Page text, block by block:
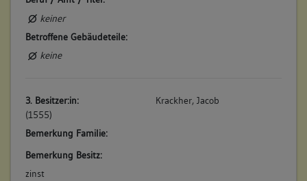
bezeichnet. (a)
Betroffene Gebäudeteile:
keine
(1790)
Speidel "verbessert sein Haus mit einem weiteren Zimmer".
(a)
Betroffene Gebäudeteile:
keine
keiner
Betroffene Gebäudeteile:
keine
3. Besitzer:in:
(1555)
Krackher, Jacob
Bemerkung Familie:
Bemerkung Besitz:
zinst